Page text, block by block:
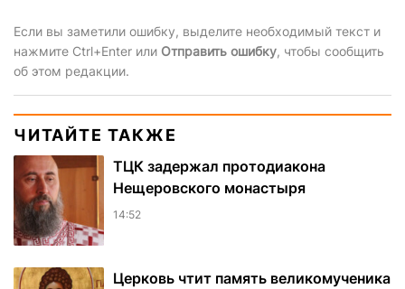
Если вы заметили ошибку, выделите необходимый текст и
нажмите Ctrl+Enter или Отправить ошибку, чтобы сообщить
об этом редакции.
ЧИТАЙТЕ ТАКЖЕ
ТЦК задержал протодиакона
Нещеровского монастыря
14:52
Церковь чтит память великомученика